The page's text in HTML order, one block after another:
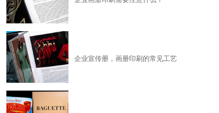
企业宣传册，画册印刷的常见工艺